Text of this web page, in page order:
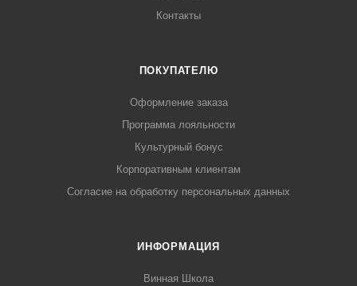
Контакты
ПОКУПАТЕЛЮ
Оформление заказа
Программа лояльности
Культурный бонус
Корпоративным клиентам
Согласие на обработку персональных данных
ИНФОРМАЦИЯ
Винная Школа